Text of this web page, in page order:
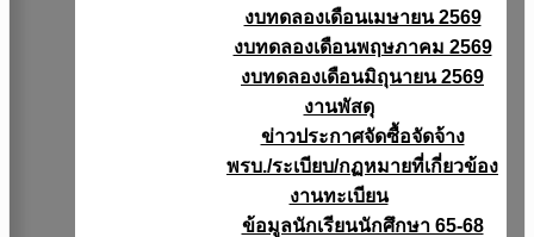
งบทดลองเดือนเมษายน 2569
งบทดลองเดือนพฤษภาคม 2569
งบทดลองเดือนมิถุนายน 2569
งานพัสดุ
ข่าวประกาศจัดซื้อจัดจ้าง
พรบ./ระเบียบ/กฏหมายที่เกี่ยวข้อง
งานทะเบียน
ข้อมูลนักเรียนนักศึกษา 65-68